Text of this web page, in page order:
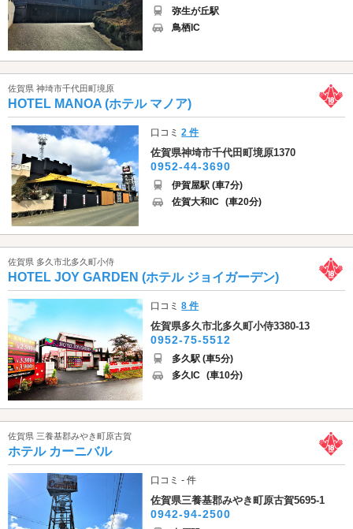
弥生が丘駅
鳥栖IC
佐賀県 神埼市千代田町境原
HOTEL MANOA (ホテル マノア)
口コミ2 件
佐賀県神埼市千代田町境原1370
0952-44-3690
伊賀屋駅 (車7分)
佐賀大和IC (車20分)
佐賀県 多久市北多久町小侍
HOTEL JOY GARDEN (ホテル ジョイガーデン)
口コミ8 件
佐賀県多久市北多久町小侍3380-13
0952-75-5512
多久駅 (車5分)
多久IC (車10分)
佐賀県 三養基郡みやき町原古賀
ホテル カーニバル
口コミ - 件
佐賀県三養基郡みやき町原古賀5695-1
0942-94-2500